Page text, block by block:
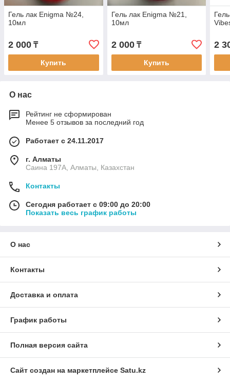
Гель лак Enigma №24,
10мл
2 000 ₸
Купить
Гель лак Enigma №21,
10мл
2 000₸
Купить
2
О нас
Рейтинг не сформирован
Менее 5 отзывов за последний год
Работает с 24.11.2017
г. Алматы
Саина 197А, Алматы, Казахстан
Контакты
Сегодня работает с 09:00 до 20:00
Показать весь график работы
О нас
Контакты
Доставка и оплата
График работы
Полная версия сайта
Сайт создан на маркетплейсе Satu.kz